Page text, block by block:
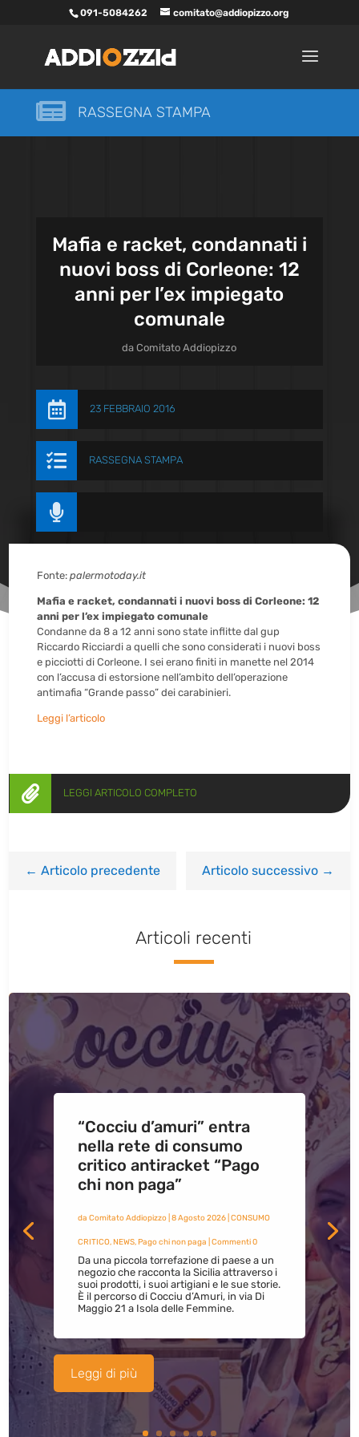
091-5084262 comitato@addiopizzo.org
 RASSEGNA STAMPA
Mafia e racket, condannati i
nuovi boss di Corleone: 12
anni per l’ex impiegato
comunale
daComitato Addiopizzo
 23 FEBBRAIO 2016
 RASSEGNA STAMPA

Fonte:palermotoday.it
Mafia e racket, condannati i nuovi boss di Corleone: 12
anni per l’ex impiegato comunale
Condanne da 8 a 12 anni sono state inflitte dal gup
Riccardo Ricciardi a quelli che sono considerati i nuovi boss
e picciotti di Corleone. I sei erano finiti in manette nel 2014
con l’accusa di estorsione nell’ambito dell’operazione
antimafia “Grande passo” dei carabinieri.
Leggi l’articolo
 LEGGI ARTICOLO COMPLETO
←Articolo precedente Articolo successivo→
Articoli recenti
“Cocciu d’amuri” entra
nella rete di consumo
critico antiracket “Pago
chi non paga”
da Comitato Addiopizzo| 8 Agosto 2026| CONSUMO
CRITICO,NEWS,Pago chi non paga | Commenti 0
Da una piccola torrefazione di paese a un
negozio che racconta la Sicilia attraverso i
suoi prodotti, i suoi artigiani e le sue storie.
È il percorso di Cocciu d’Amuri, in via Di
Maggio 21 a Isola delle Femmine.
Leggi di più